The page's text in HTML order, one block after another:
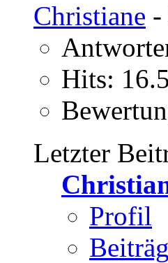
Christiane -
Hits:
Letzter
Profil